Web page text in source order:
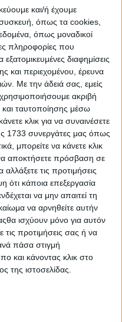
και/ή έχουμε
όπως τα cookies,
όπως μοναδικοί
πληροφορίες που
διαφημίσεις
και περιεχομένου, έρευνα
Με την άδειά σας, εμείς
ακριβή
ταυτοποίησης μέσω
κλικ για να συναινέσετε
1733 συνεργάτες μας όπως
μπορείτε να κάνετε κλικ
αποκτήσετε πρόσβαση σε
τις προτιμήσεις
ότι κάποια επεξεργασία
να μην απαιτεί τη
να αρνηθείτε αυτήν
ισχύουν μόνο για αυτόν
τις προτιμήσεις σας ή να
πάσα στιγμή
και κάνοντας κλικ στο
της ιστοσελίδας.
για μεταβίβαση προς
χωρίς συναίνεση του
μισθωτή στη σχέση
δεν αποκτά κανένα
του εκμισθωτή (ΑΠ
μπορεί να είναι και
του αντισυμβαλλομένου,
αποκλείεται όμως και
της συμφωνίας
τρίτου ή μισθωτή και
μισθώματα στον διάδοχο
τα εισπράττει
χωρίς επιφύλαξη ή
τέτοια μεταβίβαση
του μισθωτή ο τρίτος
επομένως συνεχίζει
Η κατ’ αυτόν τον τρόπο
είναι νέα, αλλά συνέχεια
κατά περιεχόμενο,
συμφωνία όλων των